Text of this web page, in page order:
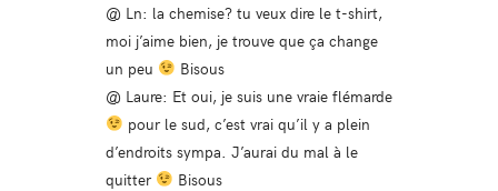
@ Ln: la chemise? tu veux dire le t-shirt,
moi j’aime bien, je trouve que ça change
un peu
Bisous
@ Laure: Et oui, je suis une vraie flémarde
pour le sud, c’est vrai qu’il y a plein
d’endroits sympa. J’aurai du mal à le
quitter
Bisous